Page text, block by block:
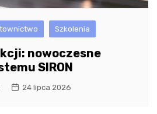
Szkolenia
nowoczesne
SIRON
24 lipca 2026